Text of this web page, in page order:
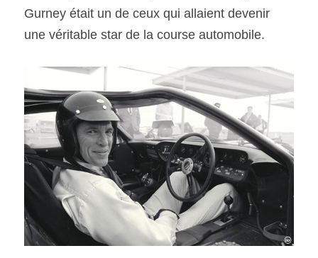
Gurney était un de ceux qui allaient devenir
une véritable star de la course automobile.